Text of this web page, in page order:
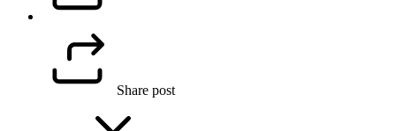
Share post